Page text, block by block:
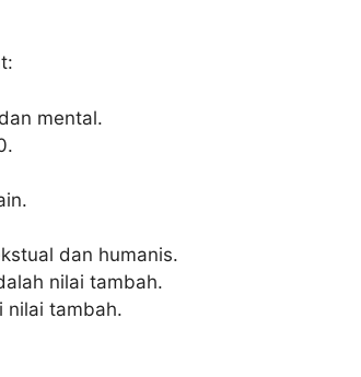
mental.
dan humanis.
nilai tambah.
nilai tambah.